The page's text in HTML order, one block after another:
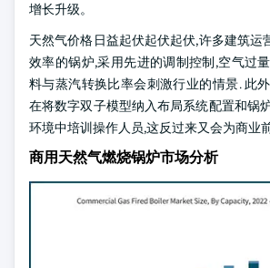
增长升级。
天然气价格日益起伏起伏起伏,许多建筑运
效率的锅炉,采用先进的调制控制,空气过
料与蒸汽转换比率会刺激行业的情景. 此
在将数字双子模型纳入布局系统配置和锅
环境中培训操作人员,这反过来又会为商业
商用天然气燃烧锅炉市场分析